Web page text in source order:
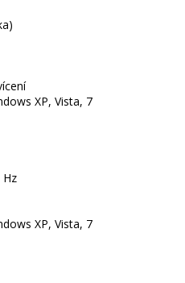
XP, Vista, 7
Hz
XP, Vista, 7